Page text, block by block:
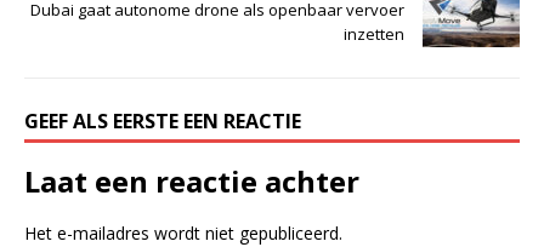
Dubai gaat autonome drone als openbaar vervoer
inzetten
GEEF ALS EERSTE EEN REACTIE
Laat een reactie achter
Het e-mailadres wordt niet gepubliceerd.